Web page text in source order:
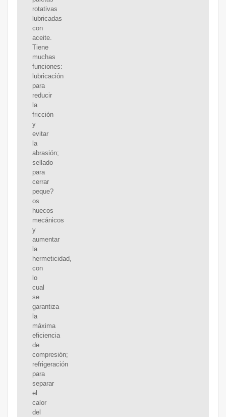
rotativas
lubricadas
con
aceite.
Tiene
muchas
funciones:
lubricación
para
reducir
la
fricción
y
evitar
la
abrasión;
sellado
para
cerrar
peque?
os
huecos
mecánicos
y
aumentar
la
hermeticidad,
con
lo
cual
se
garantiza
la
máxima
eficiencia
de
compresión;
refrigeración
para
separar
el
calor
del